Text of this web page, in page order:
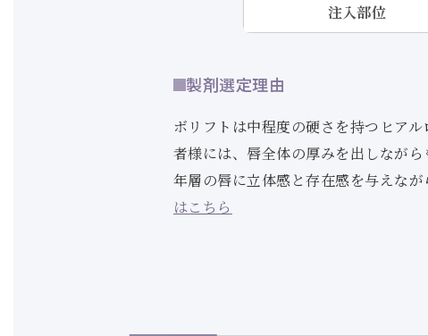
注入部位
製剤選定理由
ボリフトは中程度の硬さを持つヒア
者様には、唇全体の厚みを出しなが
年層の唇に立体感と存在感を与えな
はこちら